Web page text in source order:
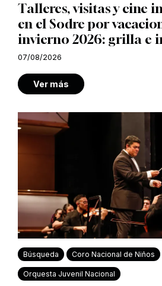
Talleres, visitas y cine
en el Sodre por
invierno 2026: grilla e
07/08/2026
Ver más
Búsqueda Coro Nacional de Niños
Orquesta Juvenil Nacional